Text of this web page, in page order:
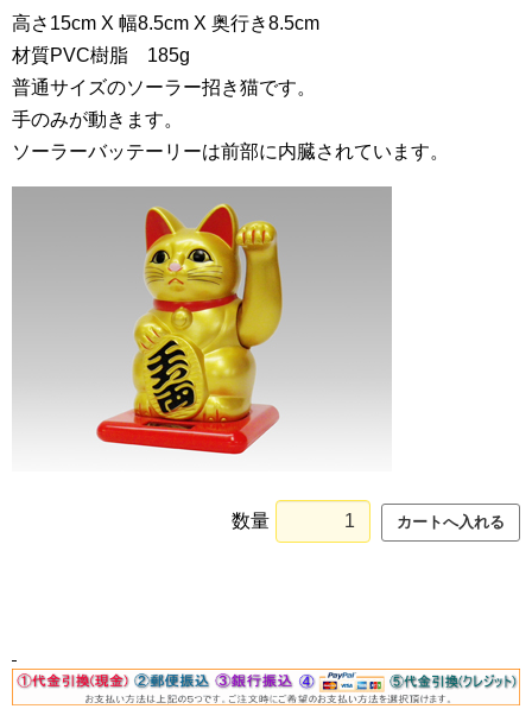
高さ15cm X 幅8.5cm X 奥行き8.5cm
材質PVC樹脂 185g
普通サイズのソーラー招き猫です。
手のみが動きます。
ソーラーバッテーリーは前部に内臓されています。
数量